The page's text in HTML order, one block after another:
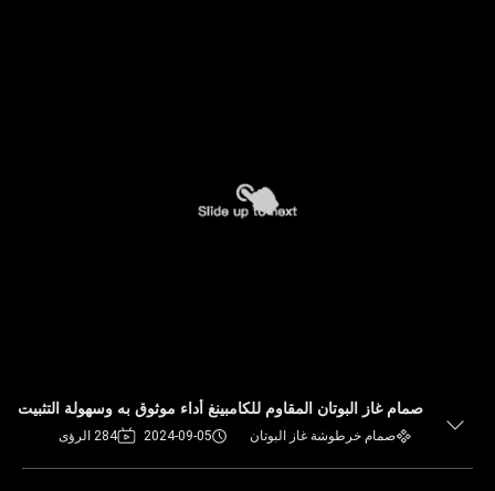
صمام غاز البوتان المقاوم للكامبينغ أداء موثوق به وسهولة التثبيت
صمام خرطوشة غاز البوتان 2024-09-05 284 الرؤى